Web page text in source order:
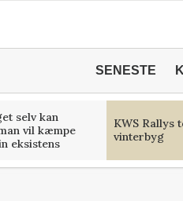
SENESTE
selv kan
vil kæmpe
eksistens
KWS Rallys
vinterbyg